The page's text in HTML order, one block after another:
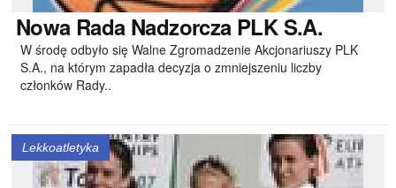
NowaRada Nadzorcza PLK S.A.
W środę odbyło się Walne Zgromadzenie Akcjonariuszy PLK
S.A., na którym zapadła decyzja o zmniejszeniu liczby
członków Rady..
Lekkoatletyka